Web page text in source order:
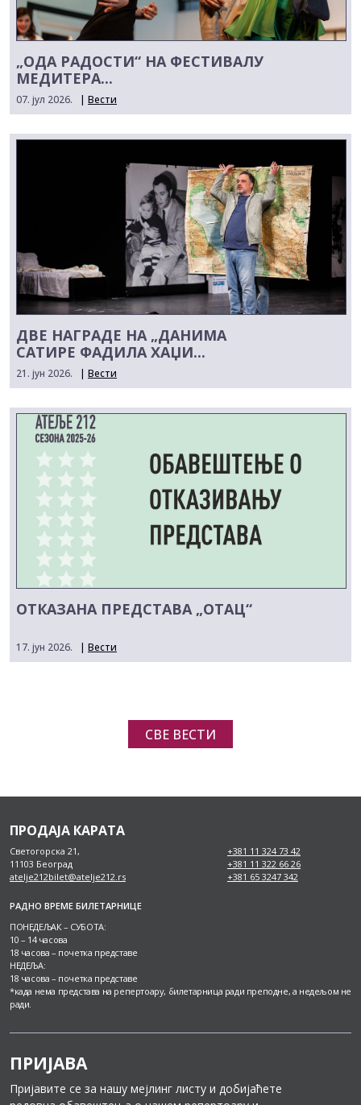
„ОДА РАДОСТИ“ НА ФЕСТИВАЛУ
МЕДИТЕРА...
07. јул 2026. | Вести
ДВЕ НАГРАДЕ НА „ДАНИМА
САТИРЕ ФАДИЛА ХАЏИ...
21. јун 2026. | Вести
ОТКАЗАНА ПРЕДСТАВА „ОТАЦ“
17. јун 2026. | Вести
СВЕ ВЕСТИ
ПРОДАЈА КАРАТА
Светогорска 21,
11103 Београд
atelje212bilet@atelje212.rs
+381 11 324 73 42
+381 11 322 66 26
+381 65 3247 342
РАДНО ВРЕМЕ БИЛЕТАРНИЦЕ
ПОНЕДЕЉАК – СУБОТА:
10 – 14 часова
18 часова – почетка представе
НЕДЕЉА:
18 часова – почетка представе
*када нема представа на репертоару, билетарница ради преподне, а недељом не
ради.
ПРИЈАВА
Пријавите се за нашу мејлинг листу и добијаћете